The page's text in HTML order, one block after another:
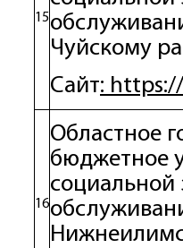
15
Чуйскому
Сайт: https://
16
Областное
бюджетное
социальной